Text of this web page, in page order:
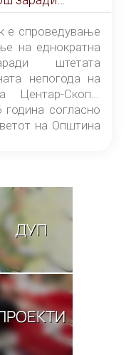
Општина
е спроведување
на еднократна
штетата
непогода на
Центар-Скопје
согласно
на Општина
ДУП